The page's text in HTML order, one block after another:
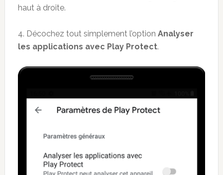
haut à droite.
4. Décochez tout simplement l’option Analyser
les applications avec Play Protect.